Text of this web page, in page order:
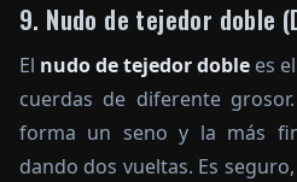
9. Nudo de tejedor doble
El nudo de tejedor doble es
cuerdas de diferente
forma un seno y la más
dando dos vueltas. Es